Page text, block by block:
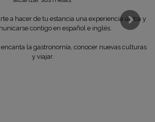
a hacer de tu estancia una experiencia única y
contigo en español e inglés.
la gastronomía, conocer nuevas culturas
y viajar.